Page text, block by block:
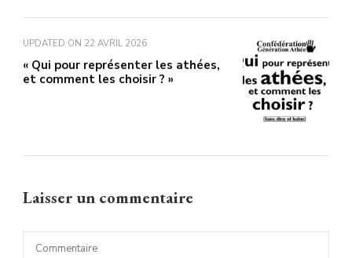
UPDATED ON 22 AVRIL 2026
« Qui pour représenter les athées,
et comment les choisir ? »
Laisser un commentaire